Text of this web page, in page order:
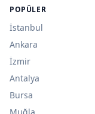
POPÜLER
İstanbul
Ankara
İzmir
Antalya
Bursa